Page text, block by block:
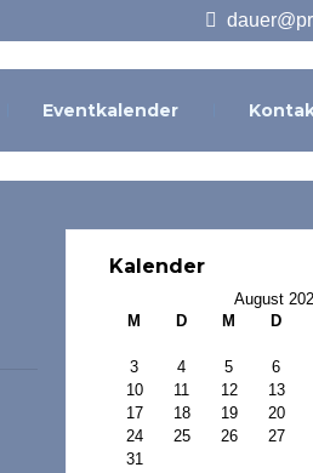
Eventkalender
Kalender
August
M
D M D
3
4 5 6
10
11 12 13
17
18 19 20
24
25 26 27
31